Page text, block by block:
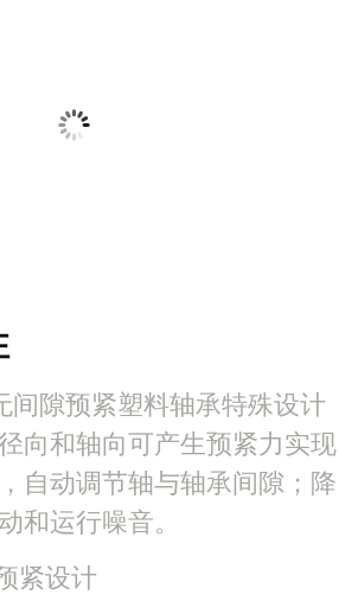
间隙预紧塑料轴承特殊设计
向和轴向可产生预紧力实现
自动调节轴与轴承间隙；降
和运行噪音。
紧设计